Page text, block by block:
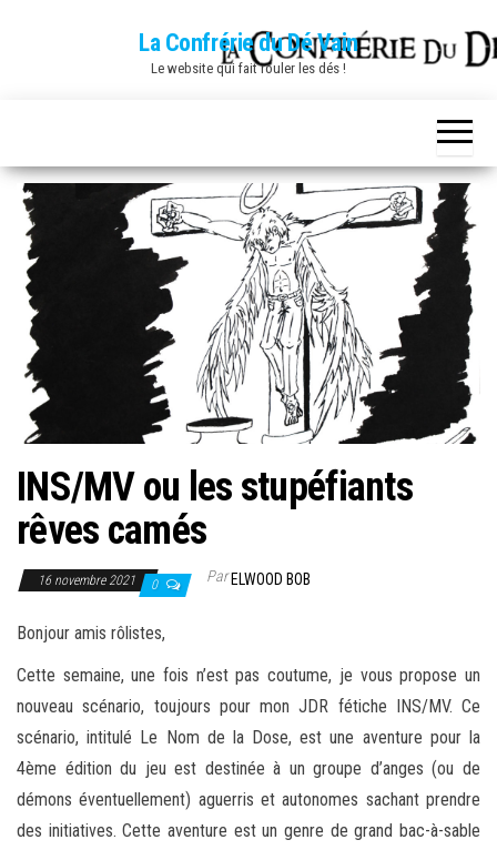
La Confrérie du Dé Vain
Le website qui fait rouler les dés !
INS/MV ou les stupéfiants
rêves camés
16 novembre 2021 0 ParELWOOD BOB
Bonjour amis rôlistes,
Cette semaine, une fois n’est pas coutume, je vous propose un
nouveau scénario, toujours pour mon JDR fétiche INS/MV. Ce
scénario, intitulé Le Nom de la Dose, est une aventure pour la
4ème édition du jeu est destinée à un groupe d’anges (ou de
démons éventuellement) aguerris et autonomes sachant prendre
des initiatives. Cette aventure est un genre de grand bac-à-sable